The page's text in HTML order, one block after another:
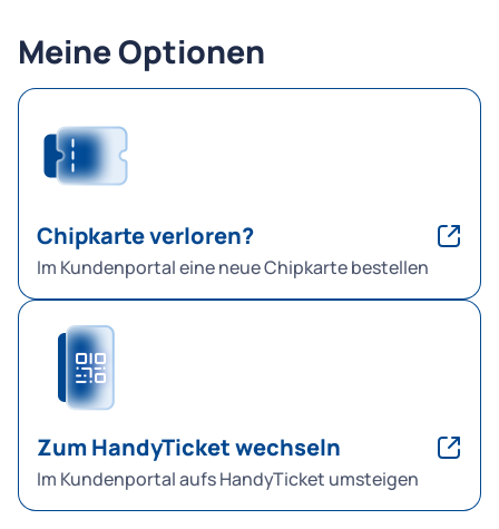
Meine Optionen
Chipkarte verloren?
Im Kundenportal eine neue Chipkarte bestellen
Zum HandyTicket wechseln
Im Kundenportal aufs HandyTicket umsteigen